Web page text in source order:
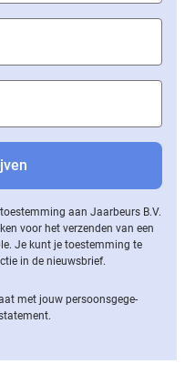
aan Jaarbeurs B.V.
voor het verzenden van een
Je kunt je toestemming te
in de nieuwsbrief.
met jouw per­soons­ge­ge­